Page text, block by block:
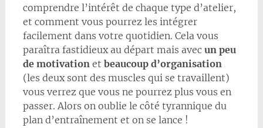
comprendre l’intérêt de chaque type d’atelier,
et comment vous pourrez les intégrer
facilement dans votre quotidien. Cela vous
paraîtra fastidieux au départ mais avec un peu
de motivation et beaucoup d’organisation
(les deux sont des muscles qui se travaillent)
vous verrez que vous ne pourrez plus vous en
passer. Alors on oublie le côté tyrannique du
plan d’entraînement et on se lance !